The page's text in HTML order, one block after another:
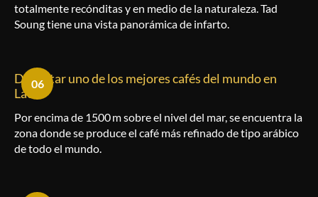
totalmente recónditas y en medio de la naturaleza. Tad
Soung tiene una vista panorámica de infarto.
Degustar uno de los mejores cafés del mundo en
Laos.
06
Por encima de 1500 m sobre el nivel del mar, se encuentra la
zona donde se produce el café más refinado de tipo arábico
de todo el mundo.